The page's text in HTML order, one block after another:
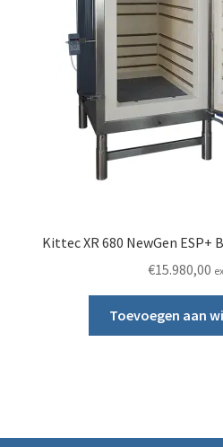
Kittec XR 680 NewGen
€15.980,00
Toevoegen aan